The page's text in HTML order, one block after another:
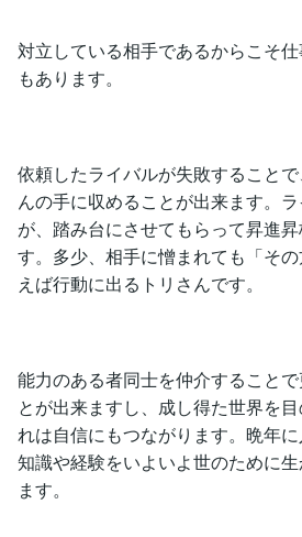
対立している相手であるからこそ
もあります。
依頼したライバルが失敗すること
んの手に収めることが出来ます。
が、踏み台にさせてもらって昇進
す。多少、相手に憎まれても「そ
えば行動に出るトリさんです。
能力のある者同士を仲介すること
とが出来ますし、成し得た世界を
れは自信にもつながります。晩年
知識や経験をいよいよ世のために
ます。